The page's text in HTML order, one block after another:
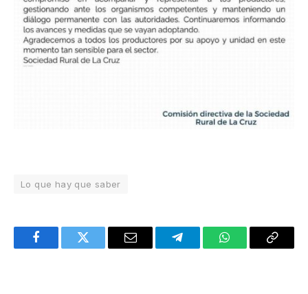
Lo que hay que saber
FacebookTwitter Email TelegramWhatsAppCopy